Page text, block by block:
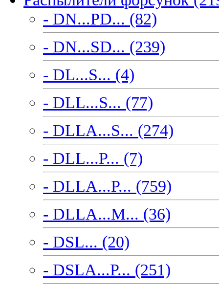
- DN...PD... (82)
- DN...SD... (239)
- DL...S... (4)
- DLL...S... (77)
- DLLA...S... (274)
- DLL...P... (7)
- DLLA...P... (759)
- DLLA...M... (36)
- DSL... (20)
- DSLA...P... (251)